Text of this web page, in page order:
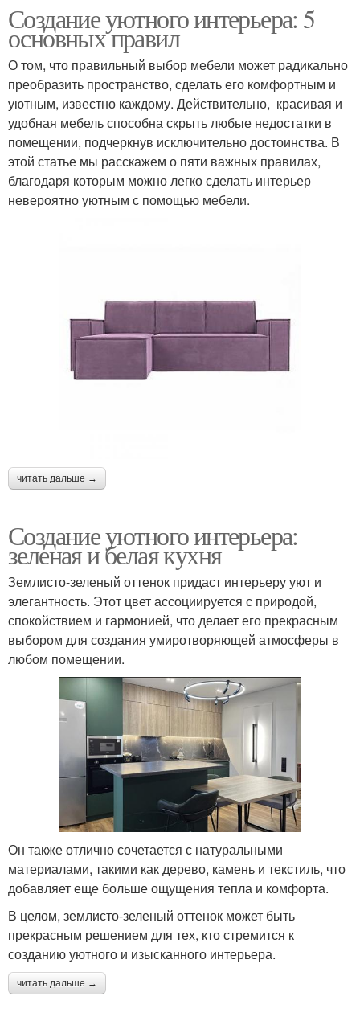
Создание уютного интерьера: 5
основных правил
О том, что правильный выбор мебели может радикально
преобразить пространство, сделать его комфортным и
уютным, известно каждому. Действительно, красивая и
удобная мебель способна скрыть любые недостатки в
помещении, подчеркнув исключительно достоинства. В
этой статье мы расскажем о пяти важных правилах,
благодаря которым можно легко сделать интерьер
невероятно уютным с помощью мебели.
читать дальше →
Создание уютного интерьера:
зеленая и белая кухня
Землисто-зеленый оттенок придаст интерьеру уют и
элегантность. Этот цвет ассоциируется с природой,
спокойствием и гармонией, что делает его прекрасным
выбором для создания умиротворяющей атмосферы в
любом помещении.
Он также отлично сочетается с натуральными
материалами, такими как дерево, камень и текстиль, что
добавляет еще больше ощущения тепла и комфорта.
В целом, землисто-зеленый оттенок может быть
прекрасным решением для тех, кто стремится к
созданию уютного и изысканного интерьера.
читать дальше →